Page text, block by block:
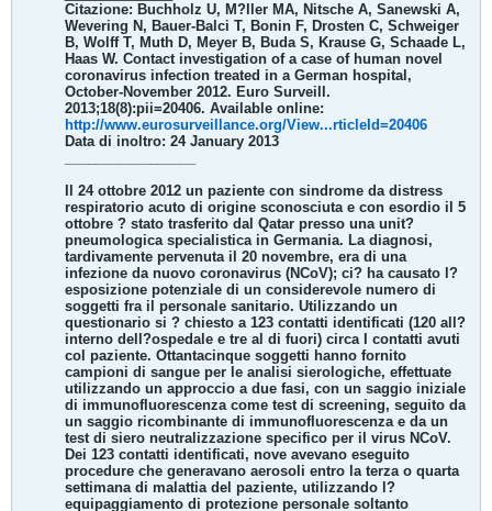
Citazione: Buchholz U, M?ller MA, Nitsche A, Sanewski A,
Wevering N, Bauer-Balci T, Bonin F, Drosten C, Schweiger
B, Wolff T, Muth D, Meyer B, Buda S, Krause G, Schaade L,
Haas W. Contact investigation of a case of human novel
coronavirus infection treated in a German hospital,
October-November 2012. Euro Surveill.
2013;18(8):pii=20406. Available online:
http://www.eurosurveillance.org/View...rticleId=20406
Data di inoltro: 24 January 2013
Il 24 ottobre 2012 un paziente con sindrome da distress
respiratorio acuto di origine sconosciuta e con esordio il 5
ottobre ? stato trasferito dal Qatar presso una unit?
pneumologica specialistica in Germania. La diagnosi,
tardivamente pervenuta il 20 novembre, era di una
infezione da nuovo coronavirus (NCoV); ci? ha causato l?
esposizione potenziale di un considerevole numero di
soggetti fra il personale sanitario. Utilizzando un
questionario si ? chiesto a 123 contatti identificati (120 all?
interno dell?ospedale e tre al di fuori) circa I contatti avuti
col paziente. Ottantacinque soggetti hanno fornito
campioni di sangue per le analisi sierologiche, effettuate
utilizzando un approccio a due fasi, con un saggio iniziale
di immunofluorescenza come test di screening, seguito da
un saggio ricombinante di immunofluorescenza e da un
test di siero neutralizzazione specifico per il virus NCoV.
Dei 123 contatti identificati, nove avevano eseguito
procedure che generavano aerosoli entro la terza o quarta
settimana di malattia del paziente, utilizzando l?
equipaggiamento di protezione personale soltanto